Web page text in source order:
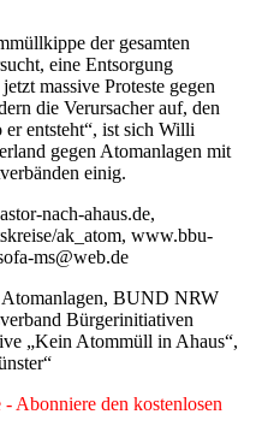
der gesamten
eine Entsorgung
massive Proteste gegen
die Verursacher auf, den
entsteht“, ist sich Willi
gegen Atomanlagen mit
einig.
nach-ahaus.de,
ak_atom, www.bbu-
ms@web.de
Atomanlagen, BUND NRW
Bürgerinitiativen
„Kein Atommüll in Ahaus“,
Abonniere den kostenlosen